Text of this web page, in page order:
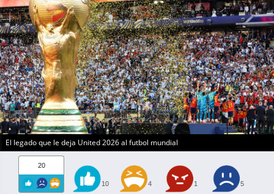
El legado que le deja United 2026 al futbol mundial
20
10 4 1 5